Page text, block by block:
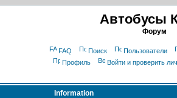
Автобусы
Форум
FAQ Поиск Пользователи
Профиль
Войти и проверить
Information